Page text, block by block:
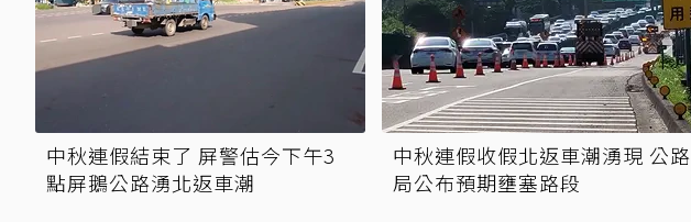
中秋連假結束了 屏警估今下午3
點屏鵝公路湧北返車潮
中秋連假收假北返車潮湧現 公路
局公布預期壅塞路段